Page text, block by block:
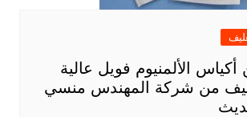
الألمنيوم فويل عالية
من شركة المهندس منسي